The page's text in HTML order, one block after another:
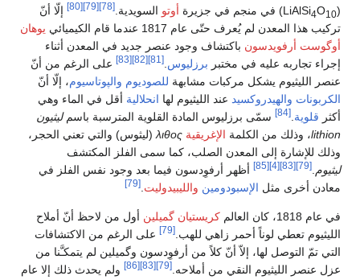
(LiAlSi
4O10 ) في منجم في جزيرة أوتو السويدية.[78]
[79]
[80]
إلّا أنّ
تركيب هذا المعدن لم يُعرف حتّى عام 1817 عندما قام الكيميائي
يوهان
أوگوست أرفويدسون باكتشاف وجود عنصر جديد في المعدن أثناء
إجراء تجاربه عليه في مختبر برزليوس.
[81]
[82]
[83]
على الرغم من أنّ
عنصر الليثيوم يشكل مركبات مشابهة للصوديوم والپوتاسيوم، إلّا أنّ
الكربونات والهيدروكسيد عند الليثيوم لها انحلالية أقل في الماء وهي
أكثر قلوية.
[84] سمّى برزليوس المادة القلوية المترسبة باسمليثيون
lithion، وذلك من الكلمة الإغريقية λιθoς(ليثوس) والتي تعني الحجر،
وذلك للإشارة إلى المعدن الصلب، كما سمى الفلز المكتشف
ليثيوم.
[79]
[83]
[4]
[85]
أظهر أرفوِدسون فيما بعد وجود نفس الفلز في
معادن أخرى مثل الإسبودومين والليبيدوليت.
[79]
في عام 1818، كان العالم كريستيان گميلين أول من لاحظ أنّ أملاح
الليثيوم تعطي لوناً أحمر زاهي للهب.[79]
على الرغم من الاكتشافات
التي تمّ التوصل لها، إلاّ أنّ كلاً من أرفوِدسون وگميلين لم يتمكـَّنا من
عزل عنصر الليثيوم النقي من أملاحه.[79]
[83]
[86]
ولم يحدث ذلك إلا عام